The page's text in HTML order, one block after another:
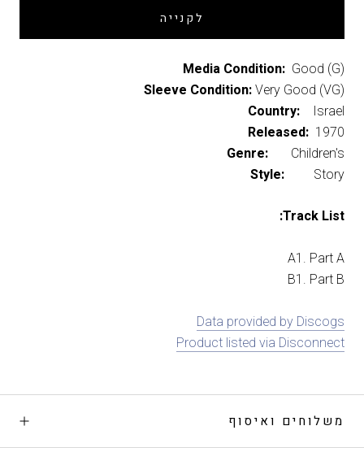
לקנייה
Media Condition: Good (G)
Sleeve Condition:Very Good (VG)
Country: Israel
Released: 1970
Genre: Children's
Style: Story
Track List:
A1. Part A
B1. Part B
Data provided by Discogs
Product listed via Disconnect
משלוחים ואיסוף